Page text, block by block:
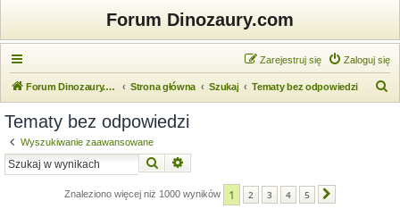
Forum Dinozaury.com
Zaloguj się
Zarejestruj się
Forum Dinozaury.com Strona główna Szukaj Tematy bez odpowiedzi
Tematy bez odpowiedzi
Wyszukiwanie zaawansowane
Szukaj
Znaleziono więcej niż 1000 wyników 1 2 3 4 5